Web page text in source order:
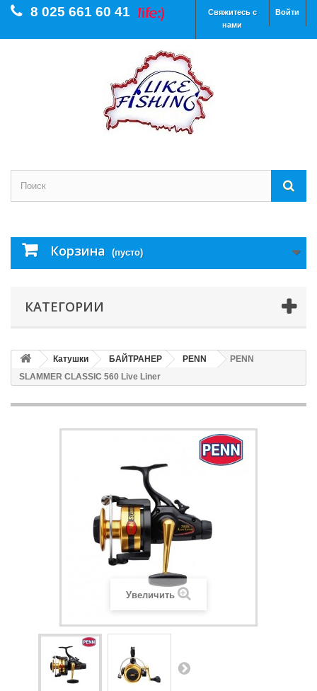
Войти
Свяжитесь с
нами
8 025 661 60 41
Корзина (пусто)
КАТЕГОРИИ
Катушки БАЙТРАНЕР PENN
PENN
SLAMMER CLASSIC 560 Live Liner
Увеличить